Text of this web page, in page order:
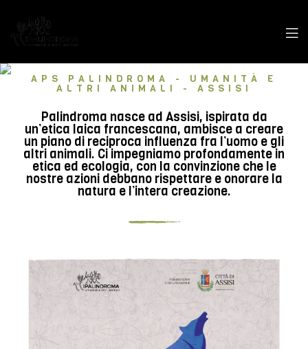
APS PALINDROMA - UMANITÀ E
ALTRI ANIMALI - ASSISI
Palindroma nasce ad Assisi, ispirata da
un’etica laica francescana, ambisce a creare
un piano di reciproca influenza fra l’uomo e gli
altri animali. Ci impegniamo profondamente in
etica ed ecologia, con la convinzione che le
nostre azioni debbano rispettare e onorare la
natura e l’intera creazione.